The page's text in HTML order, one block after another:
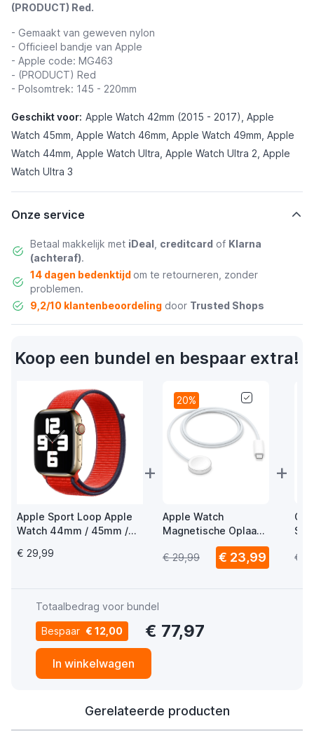
(PRODUCT) Red.
- Gemaakt van geweven nylon
- Officieel bandje van Apple
- Apple code: MG463
- (PRODUCT) Red
- Polsomtrek: 145 - 220mm
Geschikt voor: Apple Watch 42mm (2015 - 2017), Apple
Watch 45mm, Apple Watch 46mm, Apple Watch 49mm, Apple
Watch 44mm, Apple Watch Ultra, Apple Watch Ultra 2, Apple
Watch Ultra 3
Onze service
Betaal makkelijk met iDeal creditcard of Klarna
(achteraf).
14 dagen bedenktijd om te retourneren, zonder
problemen.
9,2/10 klantenbeoordelingdoor Trusted Shops
Koop een bundel en bespaar extra!
Apple Sport Loop Apple
Watch 44mm / 45mm /
(PRODUCT) Red 3rd Gen
€ 29,99
+
20%
Apple Watch
Magnetische Oplaad
USB-C Kabel 1m
€ 29,99
€ 23,99
+
€
Totaalbedrag voor bundel
Bespaar € 12,00 € 77,97
In winkelwagen
Gerelateerde producten